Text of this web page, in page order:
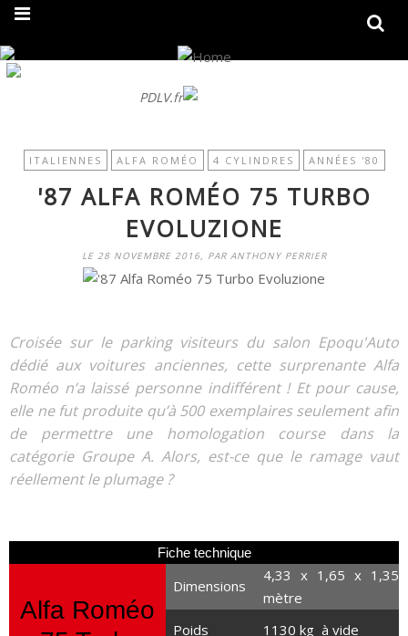
PDLV.fr
ITALIENNES ALFA ROMÉO 4 CYLINDRES ANNÉES '80
'87 ALFA ROMÉO 75 TURBO
EVOLUZIONE
LE 28 NOVEMBRE 2016, PAR ANTHONY PERRIER
Croisée sur le parking visiteurs du salon Epoqu'Auto
dédié aux voitures anciennes, cette surprenante Alfa
Roméo n’a laissé personne indifférent ! Et pour cause,
elle ne fut produite qu’à 500 exemplaires seulement afin
de permettre une homologation course dans la
catégorie Groupe A. Alors, est-ce que le ramage vaut
réellement le plumage ?
Fiche technique
Alfa Roméo
Dimensions
4,33 x 1,65 x 1,35
mètre
Poids
1130 kg à vide